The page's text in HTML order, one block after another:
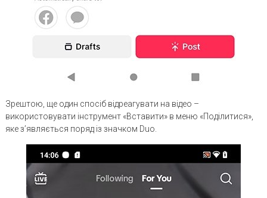
Зрештою, ще один спосіб відреагувати на відео –
використовувати інструмент «Вставити» в меню «Поділитися»,
яке з’являється поряд із значком Duo.